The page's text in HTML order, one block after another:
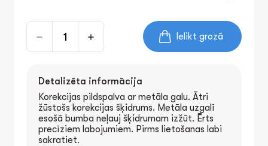
gadījumā: Uguns dzēšanai izmantojiet
līdzekļus, kas nav ūdens.P391 - Savāciet
izlijušo materiālu.P403+P235 - Uzglabājiet
labi ventilētā vietā. Uzglabāt vēsu.Neelpojiet
Ielikt grozā
Detalizēta informācija
Korekcijas pildspalva ar metāla galu. Ātri
žūstošs korekcijas šķidrums. Metāla uzgalī
esošā bumba neļauj šķidrumam izžūt. Ērts
precīziem labojumiem. Pirms lietošanas labi
sakratiet.